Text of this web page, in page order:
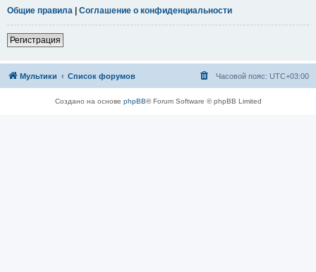
Общие правила | Соглашение о конфиденциальности
Регистрация
Мультики Список форумов Часовой пояс: UTC+03:00
Создано на основе phpBB® Forum Software © phpBB Limited